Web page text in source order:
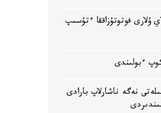
ۇلارى فوتوتۇزاققا ءتۇسىپ
ءبولىندى
نەگە ناشارلاپ بارادى